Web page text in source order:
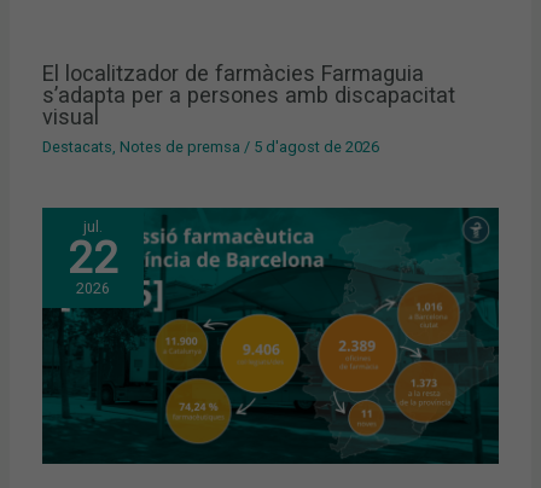
El localitzador de farmàcies Farmaguia
s’adapta per a persones amb discapacitat
visual
Destacats, Notes de premsa / 5 d'agost de 2026
jul.
22
2026